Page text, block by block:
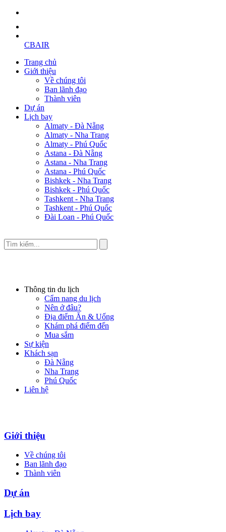
CBAIR
Trang chủ
Giới thiệu
Về chúng tôi
Ban lãnh đạo
Thành viên
Dự án
Lịch bay
Almaty - Đà Nẵng
Almaty - Nha Trang
Almaty - Phú Quốc
Astana - Đà Nẵng
Astana - Nha Trang
Astana - Phú Quốc
Bishkek - Nha Trang
Bishkek - Phú Quốc
Tashkent - Nha Trang
Tashkent - Phú Quốc
Đài Loan - Phú Quốc
Thông tin du lịch
Cẩm nang du lịch
Nên ở đâu?
Địa điểm Ăn & Uống
Khám phá điểm đến
Mua sắm
Sự kiện
Khách sạn
Đà Nẵng
Nha Trang
Phú Quốc
Liên hệ
Giới thiệu
Về chúng tôi
Ban lãnh đạo
Thành viên
Dự án
Lịch bay